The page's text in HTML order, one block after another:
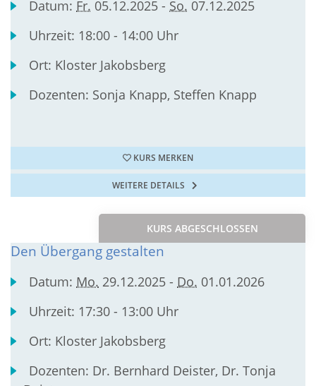
Datum: Fr. 05.12.2025 - So. 07.12.2025
Uhrzeit: 18:00 - 14:00 Uhr
Ort: Kloster Jakobsberg
Dozenten: Sonja Knapp, Steffen Knapp
KURS MERKEN
WEITERE DETAILS
KURS ABGESCHLOSSEN
Den Übergang gestalten
Datum: Mo. 29.12.2025 - Do. 01.01.2026
Uhrzeit: 17:30 - 13:00 Uhr
Ort: Kloster Jakobsberg
Dozenten: Dr. Bernhard Deister, Dr. Tonja